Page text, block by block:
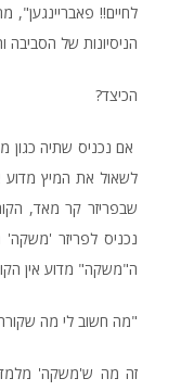
לחיים!!
הניסיונות של
הכיצד?
אם נכניס שתיה כגון
לשאול את המיץ מדוע
שבפריזר קר מאד,
נכניס לפריזר
ה"משקה" מדוע אין
"מה חשוב לי מה
זה מה ש'משקה'